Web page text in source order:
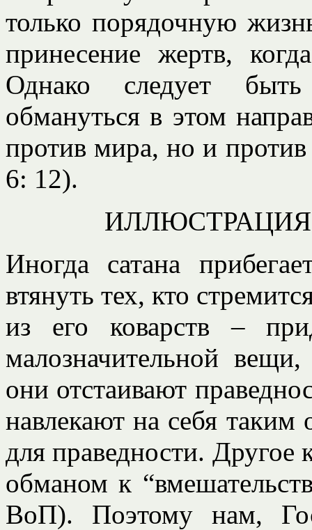
только порядочную
принесение жертв,
Однако следует
обмануться в этом
против мира, но и
6: 12).
Иногда сатана
втянуть тех, кто
из его коварств –
малозначительной
они отстаивают
навлекают на себя таким
для праведности. Другое
обманом к
ВоП). Поэтому нам,